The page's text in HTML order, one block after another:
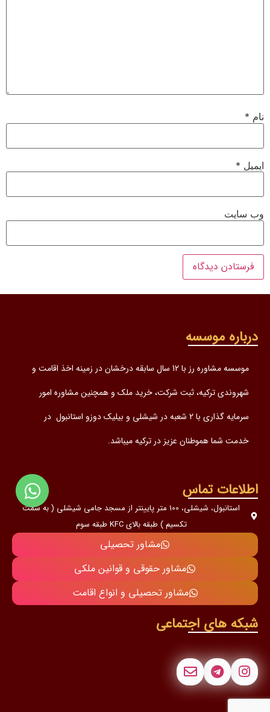
نام *
ایمیل *
وب‌ سایت
درباره موسسه
موسسه مشاوره رز با 12 سال سابقه درخشان در زمینه اخذ اقامت و
شهروندی ترکیه، ثبت شرکت، خرید ملک و همچنین مشاوره امور
سرمایه گذاری با 2 شعبه در شیشلی و بیلیک دوزو استانبول در
خدمت شما هموطنان عزیز در ترکیه میباشد.
اطلاعات تماس
استانبول، شیشلی، 100 متر پایینتر از مسجد جامی شیشلی ( به سمت
تکسیم ) طبقه بالای KFC طبقه سوم
مشاور تحصیلی
مشاور حقوقی و قوانین ملکی
مشاور تحصیلی و انواع اقامت
شبکه های اجتماعی